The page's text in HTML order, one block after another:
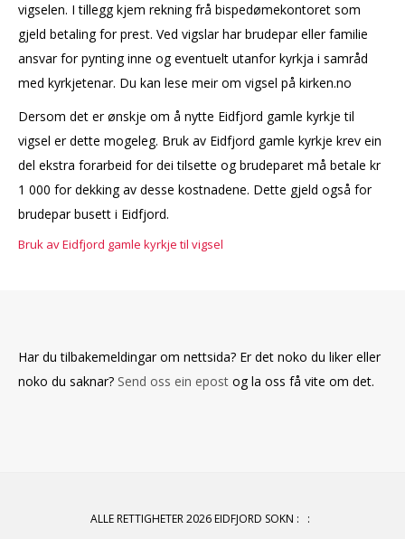
vigselen. I tillegg kjem rekning frå bispedømekontoret som
gjeld betaling for prest. Ved vigslar har brudepar eller familie
ansvar for pynting inne og eventuelt utanfor kyrkja i samråd
med kyrkjetenar. Du kan lese meir om vigsel på kirken.no
Dersom det er ønskje om å nytte Eidfjord gamle kyrkje til
vigsel er dette mogeleg. Bruk av Eidfjord gamle kyrkje krev ein
del ekstra forarbeid for dei tilsette og brudeparet må betale kr
1 000 for dekking av desse kostnadene. Dette gjeld også for
brudepar busett i Eidfjord.
Bruk av Eidfjord gamle kyrkje til vigsel
Har du tilbakemeldingar om nettsida? Er det noko du liker eller
noko du saknar? Send oss ein epost og la oss få vite om det.
ALLE RETTIGHETER 2026 EIDFJORD SOKN : :